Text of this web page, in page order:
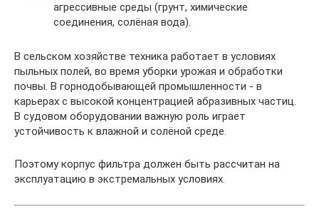
агрессивные среды (грунт, химические
соединения, солёная вода).
В сельском хозяйстве техника работает в условиях
пыльных полей, во время уборки урожая и обработки
почвы. В горнодобывающей промышленности - в
карьерах с высокой концентрацией абразивных частиц.
В судовом оборудовании важную роль играет
устойчивость к влажной и солёной среде.
Поэтому корпус фильтра должен быть рассчитан на
эксплуатацию в экстремальных условиях.